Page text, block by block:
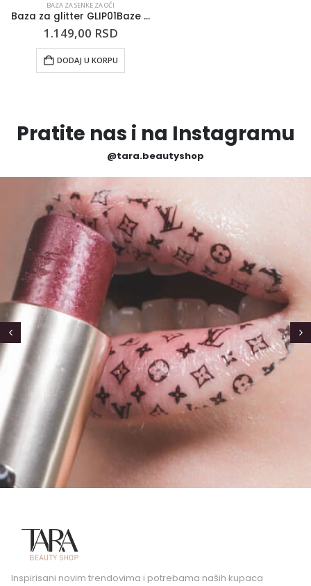
BAZA ZA SENKE ZA OČI
Baza za glitter GLIP01Baze za senke
1.149,00 RSD
DODAJ U KORPU
Pratite nas i na Instagramu
@tara.beautyshop
Inspirisani novim trendovima i potrebama naših kupaca